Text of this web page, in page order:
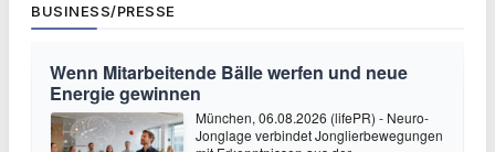
BUSINESS/PRESSE
Wenn Mitarbeitende Bälle werfen und neue
Energie gewinnen
München, 06.08.2026 (lifePR) - Neuro-
Jonglage verbindet Jonglierbewegungen